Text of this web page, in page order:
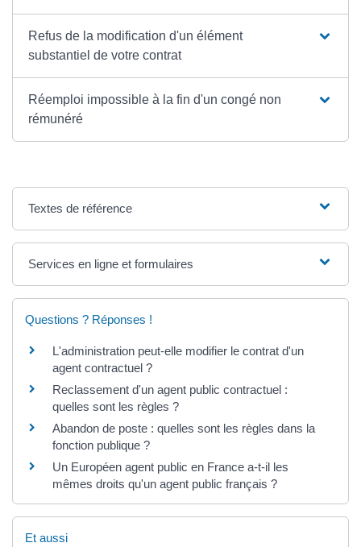
Refus de la modification d'un élément
substantiel de votre contrat
Réemploi impossible à la fin d'un congé non
rémunéré
Textes de référence
Services en ligne et formulaires
Questions ? Réponses !
L'administration peut-elle modifier le contrat d'un
agent contractuel ?
Reclassement d'un agent public contractuel :
quelles sont les règles ?
Abandon de poste : quelles sont les règles dans la
fonction publique ?
Un Européen agent public en France a-t-il les
mêmes droits qu'un agent public français ?
Et aussi